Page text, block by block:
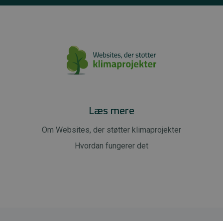
Læs mere
Om Websites, der støtter klimaprojekter
Hvordan fungerer det